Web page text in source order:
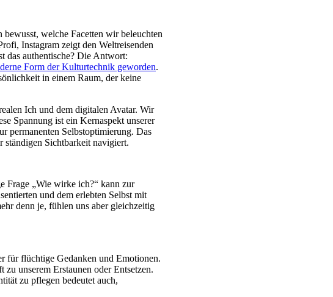
welche Facetten wir beleuchten
Instagram zeigt den Weltreisenden
das authentische? Die Antwort:
Form der Kulturtechnik geworden.
in einem Raum, der keine
Ich und dem digitalen Avatar. Wir
Spannung ist ein Kernaspekt unserer
permanenten Selbstoptimierung. Das
Sichtbarkeit navigiert.
Frage „Wie wirke ich?“ kann zur
und dem erlebten Selbst mit
denn je, fühlen uns aber gleichzeitig
für flüchtige Gedanken und Emotionen.
unserem Erstaunen oder Entsetzen.
zu pflegen bedeutet auch,